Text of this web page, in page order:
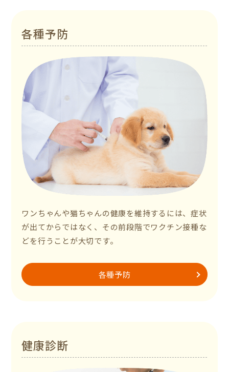
各種予防
ワンちゃんや猫ちゃんの健康を維持するには、症状
が出てからではなく、その前段階でワクチン接種な
どを行うことが大切です。
各種予防
健康診断